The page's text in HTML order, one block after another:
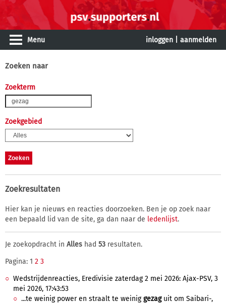
Menu inloggen aanmelden
Zoeken naar
Zoekterm
Zoekgebied
Zoekresultaten
Hier kan je nieuws en reacties doorzoeken. Ben je op zoek naar
een bepaald lid van de site, ga dan naar de ledenlijst.
Je zoekopdracht in Alles had 53 resultaten.
Pagina: 1 2 3
Wedstrijdenreacties, Eredivisie zaterdag 2 mei 2026: Ajax-PSV, 3
mei 2026, 17:43:53
...te weinig power en straalt te weiniggezaguit om Saibari-,